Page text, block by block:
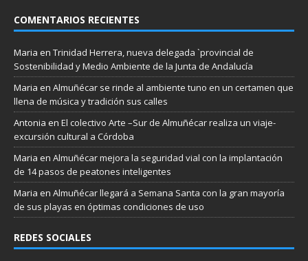
COMENTARIOS RECIENTES
Maria en Trinidad Herrera, nueva delegada `provincial de
Sostenibilidad y Medio Ambiente de la Junta de Andalucía
Maria en Almuñécar se rinde al ambiente tuno en un certamen que
llena de música y tradición sus calles
Antonia en El colectivo Arte –Sur de Almuñécar realiza un viaje-
excursión cultural a Córdoba
Maria en Almuñécar mejora la seguridad vial con la implantación
de 14 pasos de peatones inteligentes
Maria en Almuñécar llegará a Semana Santa con la gran mayoría
de sus playas en óptimas condiciones de uso
REDES SOCIALES